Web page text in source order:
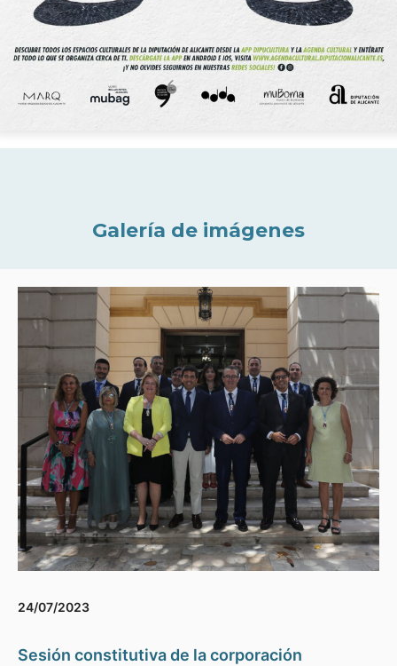
Galería de imágenes
24/07/2023
Sesión constitutiva de la corporación